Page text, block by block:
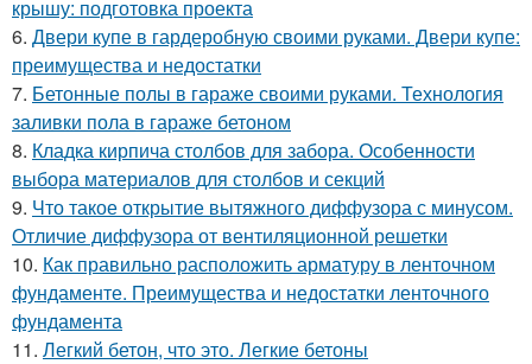
крышу: подготовка проекта
6. Двери купе в гардеробную своими руками. Двери купе:
преимущества и недостатки
7. Бетонные полы в гараже своими руками. Технология
заливки пола в гараже бетоном
8. Кладка кирпича столбов для забора. Особенности
выбора материалов для столбов и секций
9. Что такое открытие вытяжного диффузора с минусом.
Отличие диффузора от вентиляционной решетки
10. Как правильно расположить арматуру в ленточном
фундаменте. Преимущества и недостатки ленточного
фундамента
11. Легкий бетон, что это. Легкие бетоны